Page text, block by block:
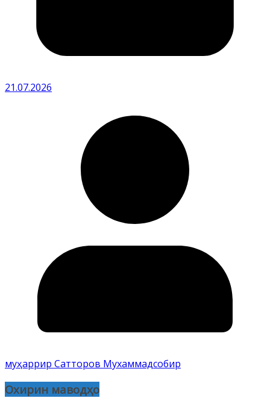
21.07.2026
муҳаррир Сатторов Мухаммадсобир
Охирин маводҳо